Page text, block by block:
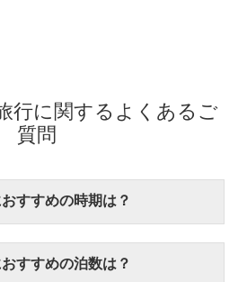
行に関するよくあるご
質問
すすめの時期は？
すすめの泊数は？